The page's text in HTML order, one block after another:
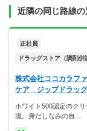
近隣の同じ路線
正社員
ドラッグストア（調剤併
株式会社ココカラフ
ケア ジップドラッ
ホワイト500認定のク
境。身だしなみの自…